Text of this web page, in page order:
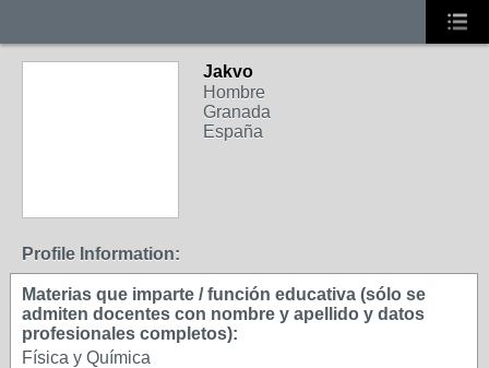
Jakvo
Hombre
Granada
España
Profile Information:
Materias que imparte / función educativa (sólo se
admiten docentes con nombre y apellido y datos
profesionales completos):
Física y Química